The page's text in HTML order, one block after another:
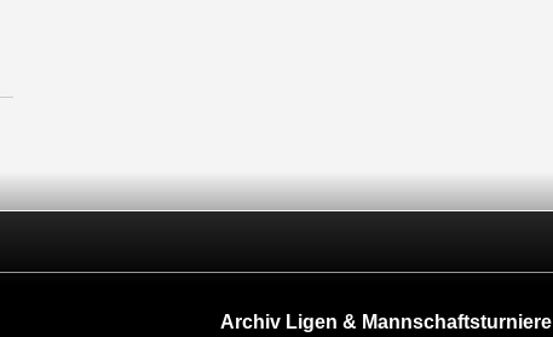
Archiv Ligen & Mannschaftsturniere